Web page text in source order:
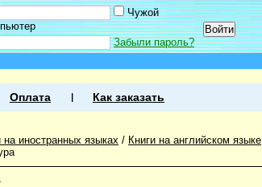
Чужой
Забыли пароль?
Оплата Как заказать
на иностранных языках / Книги на английском языке